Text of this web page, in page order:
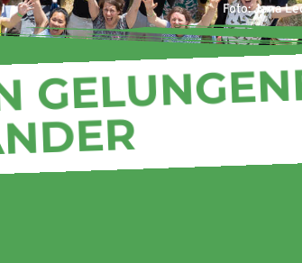
Foto: Jana